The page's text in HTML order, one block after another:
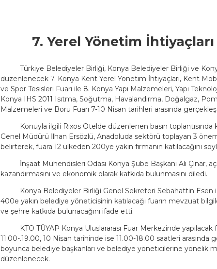
7. Yerel Yönetim İhtiyaçları
Türkiye Belediyeler Birliği, Konya Belediyeler Birliği ve
düzenlenecek 7. Konya Kent Yerel Yönetim İhtiyaçları, Kent
ve Spor Tesisleri Fuarı ile 8. Konya Yapı Malzemeleri, Yapı
Konya IHS 2011 Isıtma, Soğutma, Havalandırma, Doğalgaz,
Malzemeleri ve Boru Fuarı 7-10 Nisan tarihleri arasında
Konuyla ilgili Rixos Otelde düzenlenen basın toplantısında
Genel Müdürü İlhan Ersözlü, Anadoluda sektörü toplayan 3
belirterek, fuara 12 ülkeden 200ye yakın firmanın katılacağını
İnşaat Mühendisleri Odası Konya Şube Başkanı Ali Çınar,
kazandırmasını ve ekonomik olarak katkıda bulunmasını diledi.
Konya Belediyeler Birliği Genel Sekreteri Sebahattin Esen
400e yakın belediye yöneticisinin katılacağı fuarın mevzuat
ve şehre katkıda bulunacağını ifade etti.
KTO TÜYAP Konya Uluslararası Fuar Merkezinde
11.00-.19.00, 10 Nisan tarihinde ise 11.00-18.00 saatleri arasında
boyunca belediye başkanları ve belediye yöneticilerine yönelik
düzenlenecek.